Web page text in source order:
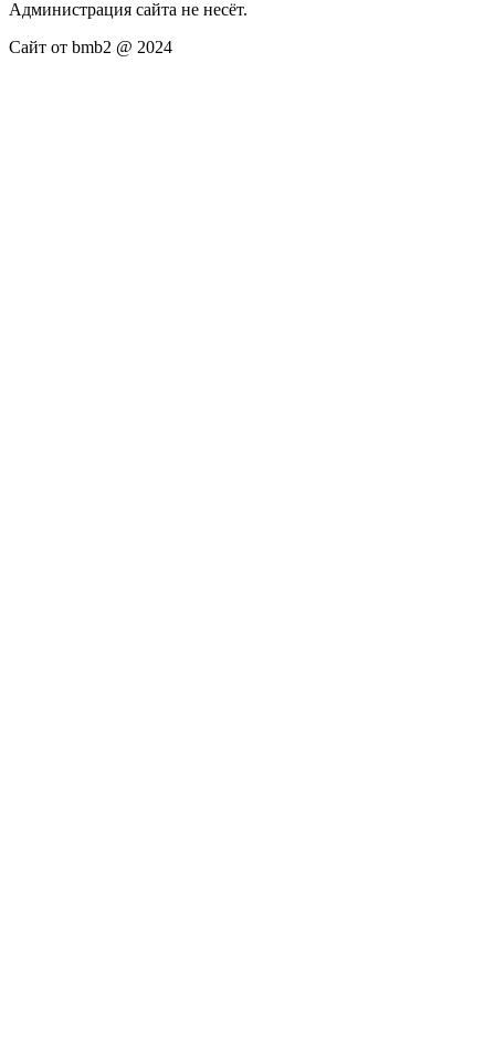
Администрация сайта не несёт.
Сайт от bmb2 @ 2024